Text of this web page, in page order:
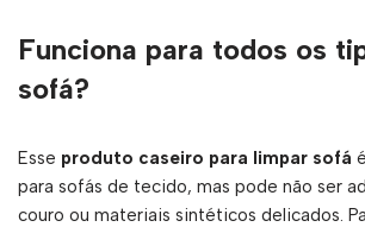
Funciona para todos os
sofá?
Esse produto caseiro para limpar sofá
para sofás de tecido, mas pode não ser
couro ou materiais sintéticos delicados.